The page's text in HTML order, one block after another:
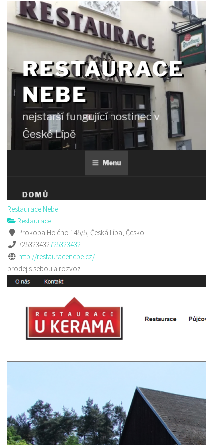
Restaurace Nebe
Restaurace
Prokopa Holého 145/5, Česká Lípa, Česko
725323432725323432
http://restauracenebe.cz/
prodej s sebou a rozvoz